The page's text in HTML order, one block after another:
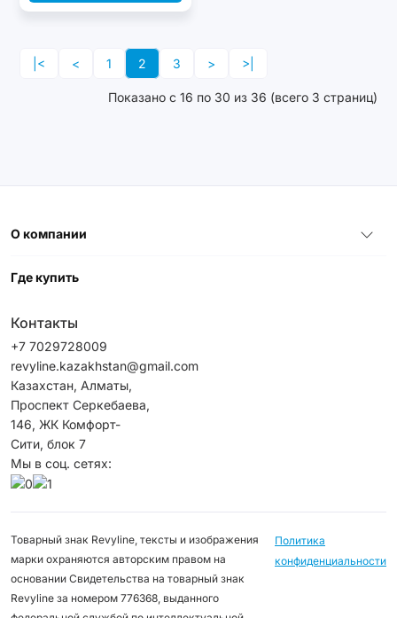
|< < 1 2 3 > >|
Показано с 16 по 30 из 36 (всего 3 страниц)
О компании
Где купить
Контакты
+7 7029728009
revyline.kazakhstan@gmail.com
Казахстан, Алматы,
Проспект Серкебаева,
146, ЖК Комфорт-
Сити, блок 7
Мы в соц. сетях:
Товарный знак Revyline, тексты и изображения
марки охраняются авторским правом на
основании Свидетельства на товарный знак
Revyline за номером 776368, выданного
Политика
конфиденциальности